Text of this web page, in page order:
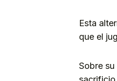
Esta
que el
Sobre